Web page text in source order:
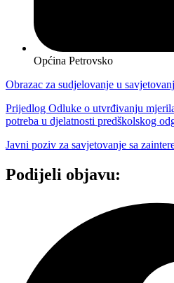
Općina Petrovsko
Obrazac za sudjelovanje u
Prijedlog Odluke o utvrđivanju
potreba u djelatnosti predškolskog
Javni poziv za savjetovanje sa
Podijeli objavu: